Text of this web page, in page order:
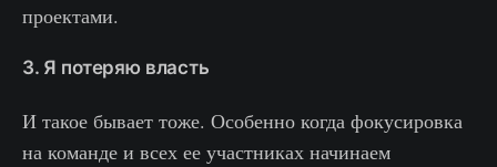
проектами.
3. Я потеряю власть
И такое бывает тоже. Особенно когда фокусировка
на команде и всех ее участниках начинаем